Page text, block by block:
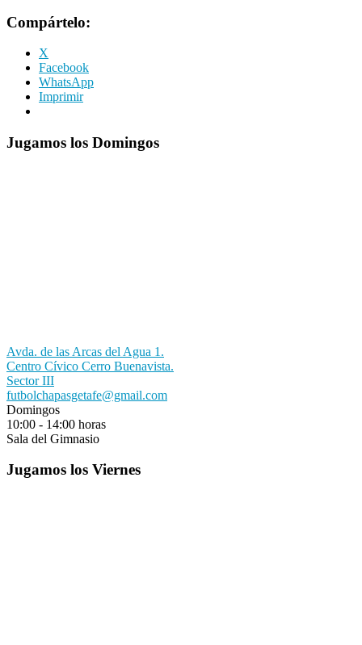
Compártelo:
X
Facebook
WhatsApp
Imprimir
Jugamos los Domingos
Avda. de las Arcas del Agua 1.
Centro Cívico Cerro Buenavista.
Sector III
futbolchapasgetafe@gmail.com
Domingos
10:00 - 14:00 horas
Sala del Gimnasio
Jugamos los Viernes